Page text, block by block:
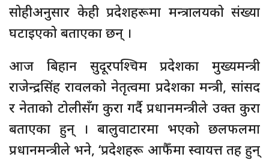
सोहीअनुसार केही प्रदेशहरूमा मन्त्रालयको संख्या
घटाइएको बताएका छन् ।
आज बिहान सुदूरपश्चिम प्रदेशका मुख्यमन्त्री
राजेन्द्रसिंह रावलको नेतृत्वमा प्रदेशका मन्त्री, सांसद
र नेताको टोलीसँग कुरा गर्दै प्रधानमन्त्रीले उक्त कुरा
बताएका हुन् । बालुवाटारमा भएको छलफलमा
प्रधानमन्त्रीले भने, ‘प्रदेशहरू आफैँमा स्वायत्त तह हुन्